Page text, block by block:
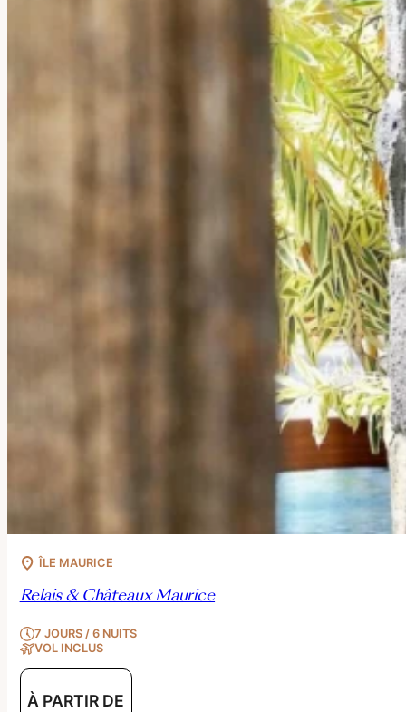
ÎLE MAURICE
Relais & Châteaux Maurice
7 JOURS / 6 NUITS
VOL INCLUS
À PARTIR DE